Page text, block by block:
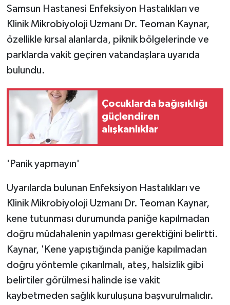
Samsun Hastanesi Enfeksiyon Hastalıkları ve
Klinik Mikrobiyoloji Uzmanı Dr. Teoman Kaynar,
özellikle kırsal alanlarda, piknik bölgelerinde ve
parklarda vakit geçiren vatandaşlara uyarıda
bulundu.
Çocuklarda bağışıklığı
güçlendiren
alışkanlıklar
'Panik yapmayın'
Uyarılarda bulunan Enfeksiyon Hastalıkları ve
Klinik Mikrobiyoloji Uzmanı Dr. Teoman Kaynar,
kene tutunması durumunda paniğe kapılmadan
doğru müdahalenin yapılması gerektiğini belirtti.
Kaynar, 'Kene yapıştığında paniğe kapılmadan
doğru yöntemle çıkarılmalı, ateş, halsizlik gibi
belirtiler görülmesi halinde ise vakit
kaybetmeden sağlık kuruluşuna başvurulmalıdır.